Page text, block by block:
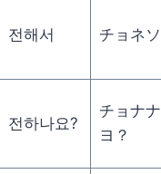
전해서 チョネソ
전하나요?
チョナナ
ヨ？